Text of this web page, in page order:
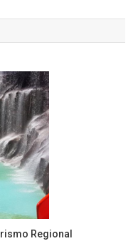
Regional